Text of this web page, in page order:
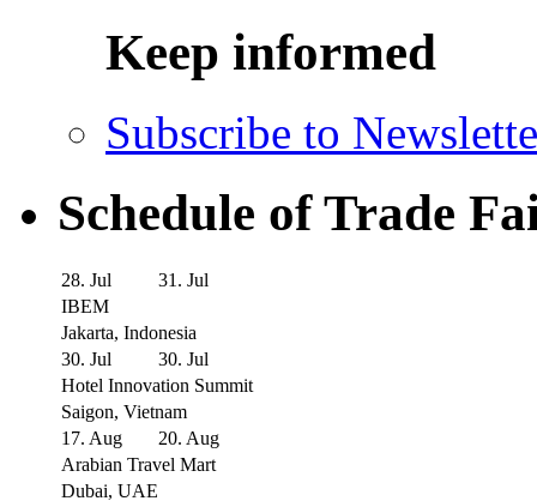
Keep informed
Subscribe to
Schedule of Trade
28. Jul
31. Jul
IBEM
Jakarta, Indonesia
30. Jul
30. Jul
Hotel Innovation Summit
Saigon, Vietnam
17. Aug
20. Aug
Arabian Travel Mart
Dubai, UAE